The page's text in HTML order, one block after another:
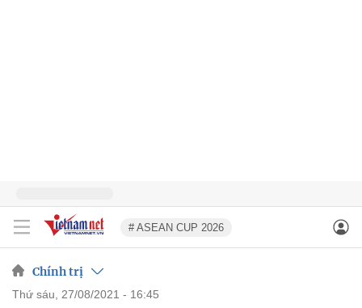
# ASEAN CUP 2026
Chính trị
thứ sáu, 27/08/2021 - 16:45